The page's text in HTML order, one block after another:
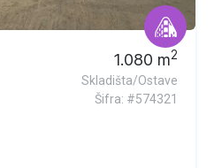
1.080 m2
Skladišta/Ostave
Šifra: #574321